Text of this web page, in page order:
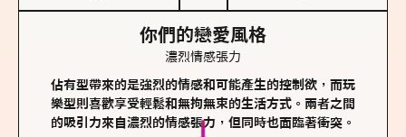
你們的戀愛風格
濃烈情感張力
佔有型帶來的是強烈的情感和可能產生的控制欲，而玩
樂型則喜歡享受輕鬆和無拘無束的生活方式。兩者之間
的吸引力來自濃烈的情感張力，但同時也面臨著衝突。